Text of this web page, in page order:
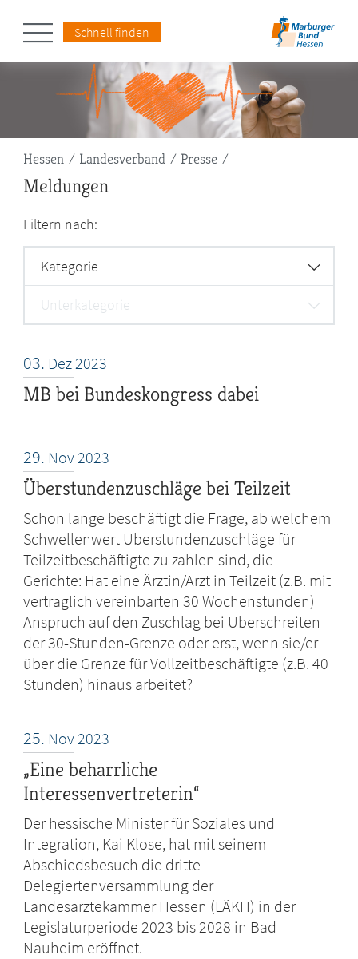
Schnell finden
Pfadnavigation
Hessen Landesverband Presse
Meldungen
Filtern nach:
Kategorie
Unterkategorie
03. Dez2023
MB bei Bundeskongress dabei
29. Nov2023
Überstundenzuschläge bei Teilzeit
Schon lange beschäftigt die Frage, ab welchem
Schwellenwert Überstundenzuschläge für
Teilzeitbeschäftigte zu zahlen sind, die
Gerichte: Hat eine Ärztin/Arzt in Teilzeit (z.B. mit
vertraglich vereinbarten 30 Wochenstunden)
Anspruch auf den Zuschlag bei Überschreiten
der 30-Stunden-Grenze oder erst, wenn sie/er
über die Grenze für Vollzeitbeschäftigte (z.B. 40
Stunden) hinaus arbeitet?
25. Nov2023
„Eine beharrliche
Interessenvertreterin“
Der hessische Minister für Soziales und
Integration, Kai Klose, hat mit seinem
Abschiedsbesuch die dritte
Delegiertenversammlung der
Landesärztekammer Hessen (LÄKH) in der
Legislaturperiode 2023 bis 2028 in Bad
Nauheim eröffnet.